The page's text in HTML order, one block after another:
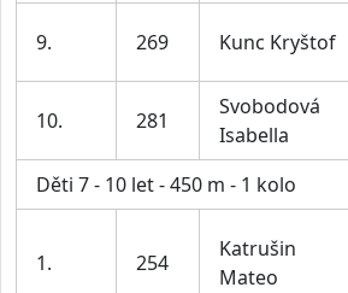
9. 269 Kunc Kryštof
10. 281
Svobodová
Isabella
Děti 7 - 10 let - 450 m - 1 kolo
1. 254
Katrušin
Mateo